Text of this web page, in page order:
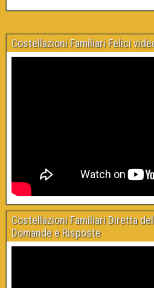
Costellazioni Familiari Felici
Costellazioni Familiari Diretta
Domande e Risposte